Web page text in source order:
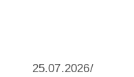
25.07.2026/